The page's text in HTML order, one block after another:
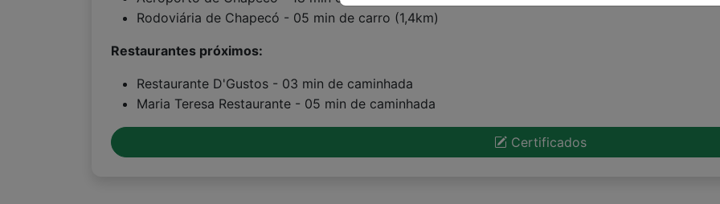
Rodoviária de Chapecó - 05 min de carro (1,4km)
Restaurantes próximos:
Restaurante D'Gustos - 03 min de caminhada
Maria Teresa Restaurante - 05 min de caminhada
Certificados